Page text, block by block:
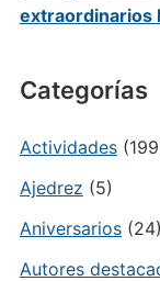
extraordinarios
Categorías
Actividades
Ajedrez (5)
Aniversarios(24)
Autores